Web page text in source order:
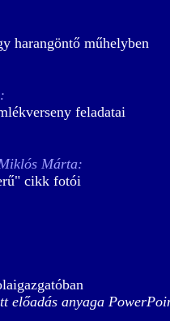
harangöntő műhelyben
feladatai
Márta:
cikk fotói
előadás anyaga